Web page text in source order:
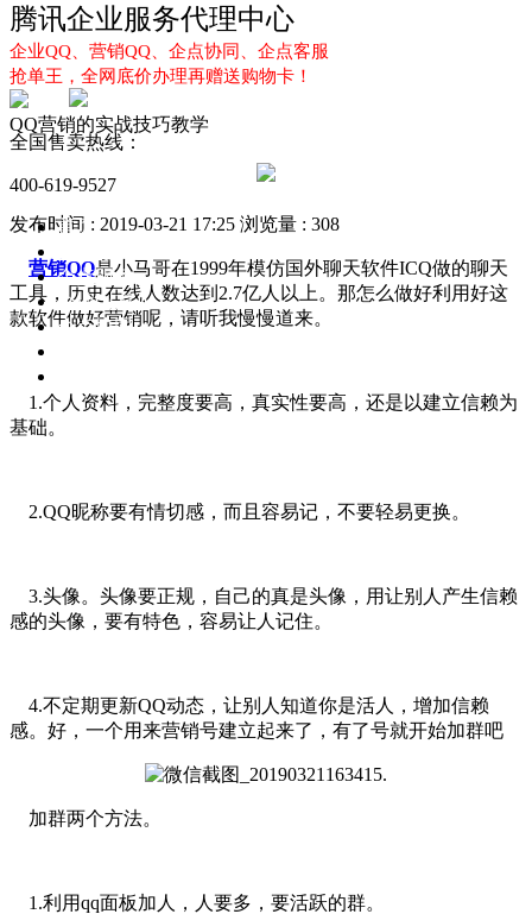
腾讯企业服务代理中心
企业QQ、营销QQ、企点协同、企点客服
抢单王，全网底价办理再赠送购物卡！
全国售卖热线：
400-619-9527
首页
企点服务
企业QQ2.0
企点协同
QQ营销的实战技巧教学
发布时间 : 2019-03-21 17:25 浏览量 : 308
营销QQ是小马哥在1999年模仿国外聊天软件ICQ做的聊天
工具，历史在线人数达到2.7亿人以上。那怎么做好利用好这
款软件做好营销呢，请听我慢慢道来。
1.个人资料，完整度要高，真实性要高，还是以建立信赖为
基础。
2.QQ昵称要有情切感，而且容易记，不要轻易更换。
3.头像。头像要正规，自己的真是头像，用让别人产生信赖
感的头像，要有特色，容易让人记住。
4.不定期更新QQ动态，让别人知道你是活人，增加信赖
感。好，一个用来营销号建立起来了，有了号就开始加群吧
加群两个方法。
1.利用qq面板加人，人要多，要活跃的群。